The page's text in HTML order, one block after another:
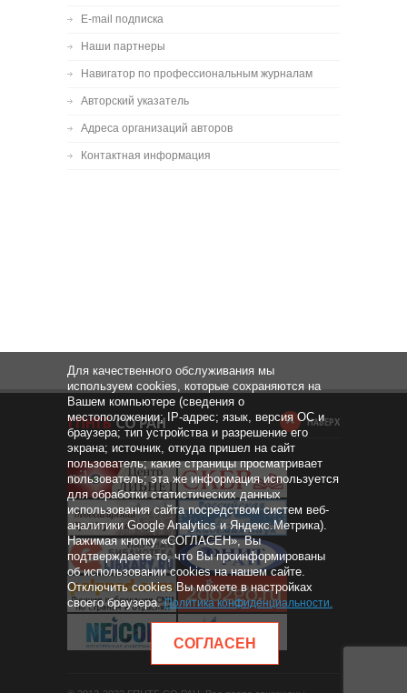
E-mail подписка
Наши партнеры
Навигатор по профессиональным журналам
Авторский указатель
Адреса организаций авторов
Контактная информация
НАВЕРХ
Для качественного обслуживания мы
используем cookies, которые сохраняются на
Вашем компьютере (сведения о
местоположении; IP-адрес; язык, версия ОС и
браузера; тип устройства и разрешение его
экрана; источник, откуда пришел на сайт
пользователь; какие страницы просматривает
пользователь; эта же информация используется
для обработки статистических данных
использования сайта посредством систем веб-
аналитики Google Analytics и Яндекс.Метрика).
Нажимая кнопку «СОГЛАСЕН», Вы
подтверждаете то, что Вы проинформированы
об использовании cookies на нашем сайте.
Отключить cookies Вы можете в настройках
своего браузера.Политика конфиденциальности.
СОГЛАСЕН